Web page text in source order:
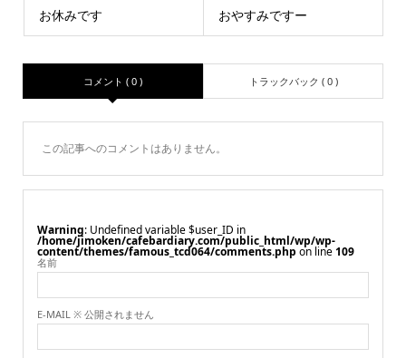
お休みです おやすみですー
コメント ( 0 ) トラックバック ( 0 )
この記事へのコメントはありません。
Warning : Undefined variable $user_ID in
/home/jimoken/cafebardiary.com/public_html/wp/wp-
content/themes/famous_tcd064/comments.php on line109
名前
E-MAIL ※ 公開されません